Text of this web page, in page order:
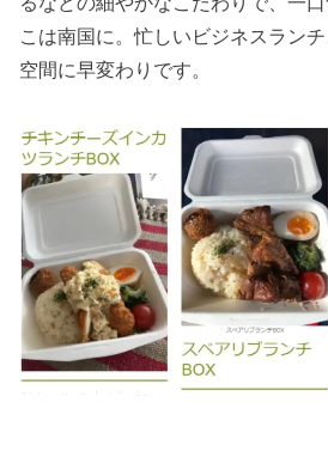
こは南国に。忙しいビジネスラン
空間に早変わりです。